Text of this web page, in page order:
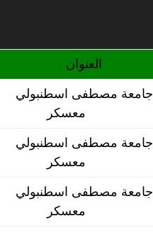
العنوان
جامعة مصطفى اسطنبولي
جامعة مصطفى اسطنبولي
جامعة مصطفى اسطنبولي